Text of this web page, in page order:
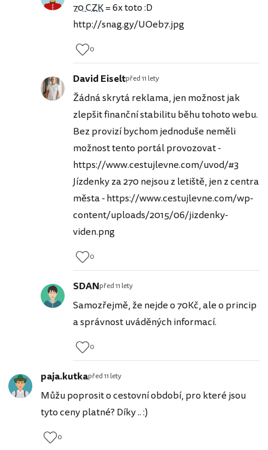
70 CZK= 6x toto :D
http://snag.gy/UOeb7.jpg
0
David Eiseltpřed 11 lety
Žádná skrytá reklama, jen možnost jak
zlepšit finanční stabilitu běhu tohoto webu.
Bez provizí bychom jednoduše neměli
možnost tento portál provozovat -
https://www.cestujlevne.com/uvod/#3
Jízdenky za 270 nejsou z letiště, jen z centra
města - https://www.cestujlevne.com/wp-
content/uploads/2015/06/jizdenky-
viden.png
0
SDANpřed 11 lety
Samozřejmě, že nejde o 70Kč, ale o princip
a správnost uváděných informací.
0
paja.kutkapřed 11 lety
Můžu poprosit o cestovní období, pro které jsou
tyto ceny platné? Díky .. :)
0